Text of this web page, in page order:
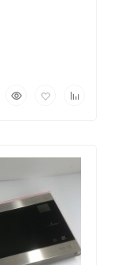
БыстрыйДобавитьДобавить